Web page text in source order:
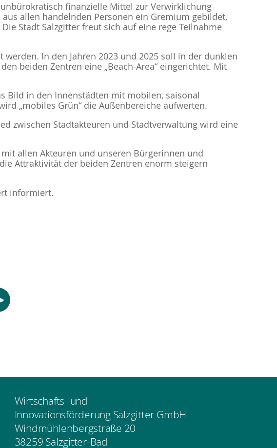
finanzielle Mittel zur Verwirklichung
allen handelnden Personen ein Gremium gebildet,
Stadt Salzgitter freut sich auf eine rege Teilnahme
In den Jahren 2023 und 2025 soll in der dunklen
beiden Zentren eine „Beach-Area“ eingerichtet. Mit
Bild in den Innenstädten mit mobilen, saisonal
„mobiles Grün“ die Außenbereiche aufwerten.
zwischen Stadtakteuren und Stadtverwaltung wird eine
allen Akteuren und unseren Bürgerinnen und
Attraktivität der beiden Zentren enorm steigern
informiert.
Wirtschafts- und
Innovationsförderung Salzgitter GmbH
Windmühlenbergstraße 20
38259 Salzgitter-Bad